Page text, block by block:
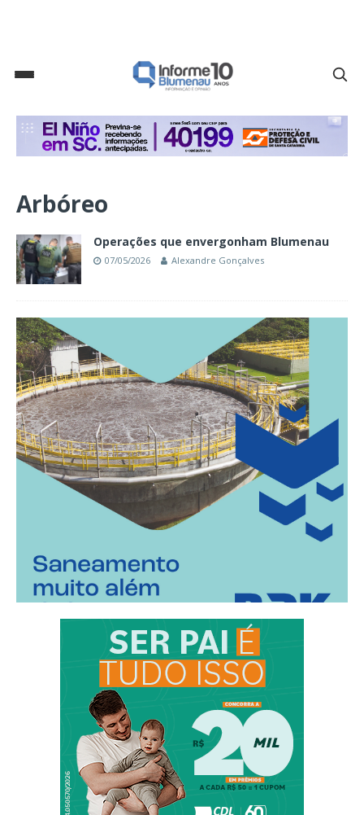
Arbóreo
Operações que envergonham Blumenau
07/05/2026 Alexandre Gonçalves